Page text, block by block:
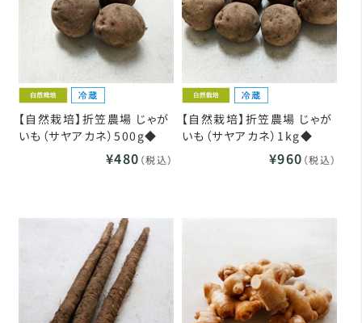
【自然栽培】折笠農場 じゃが
いも（サヤアカネ）500g◆
¥480 （税込）
【自然栽培】折笠農場 じゃが
いも（サヤアカネ）1kg◆
¥960 （税込）